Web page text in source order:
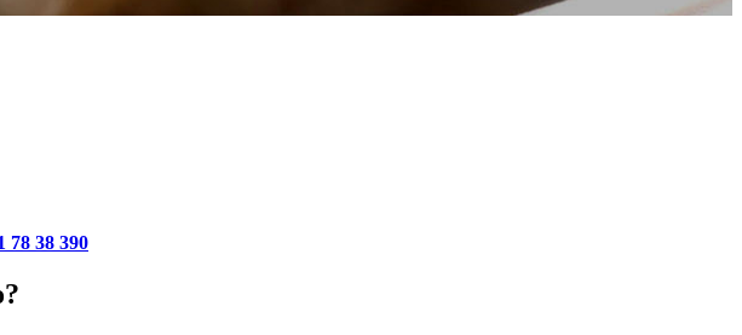
78 38 390